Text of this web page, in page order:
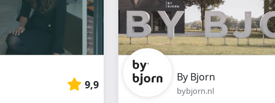
9,9
By Bjorn
bybjorn.nl